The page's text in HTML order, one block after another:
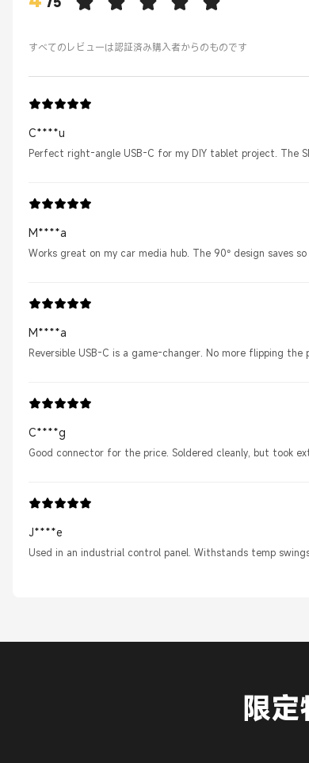
すべてのレビューは認証済み購入者からのものです
C****u
Perfect right-angle USB-C for my DIY tablet project. The
M****a
Works great on my car media hub. The 90° design saves
M****a
Reversible USB-C is a game-changer. No more flipping
C****g
Good connector for the price. Soldered cleanly, but took
J****e
Used in an industrial control panel. Withstands temp
限定